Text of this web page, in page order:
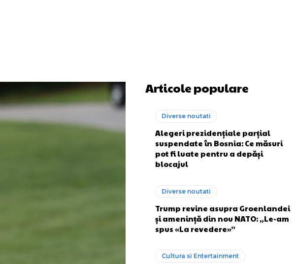
Articole populare
Diverse noutati
Alegeri prezidențiale parțial
suspendate în Bosnia: Ce măsuri
pot fi luate pentru a depăși
blocajul
Diverse noutati
Trump revine asupra Groenlandei
și amenință din nou NATO: „Le-am
spus «La revedere»”
Cultura si Entertainment